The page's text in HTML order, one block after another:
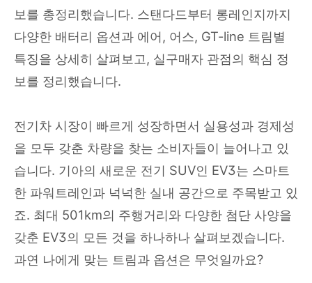
보를 총정리했습니다. 스탠다드부터 롱레인지까지
다양한 배터리 옵션과 에어, 어스, GT-line 트림별
특징을 상세히 살펴보고, 실구매자 관점의 핵심 정
보를 정리했습니다.
전기차 시장이 빠르게 성장하면서 실용성과 경제성
을 모두 갖춘 차량을 찾는 소비자들이 늘어나고 있
습니다. 기아의 새로운 전기 SUV인 EV3는 스마트
한 파워트레인과 넉넉한 실내 공간으로 주목받고 있
죠. 최대 501km의 주행거리와 다양한 첨단 사양을
갖춘 EV3의 모든 것을 하나하나 살펴보겠습니다.
과연 나에게 맞는 트림과 옵션은 무엇일까요?